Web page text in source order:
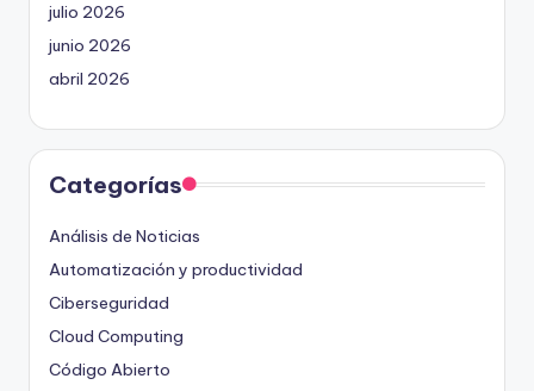
julio 2026
junio 2026
abril 2026
Categorías
Análisis de Noticias
Automatización y productividad
Ciberseguridad
Cloud Computing
Código Abierto